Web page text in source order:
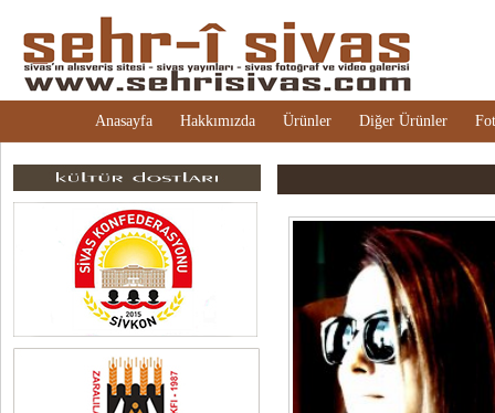
Anasayfa Hakkımızda Ürünler Diğer Ürünler